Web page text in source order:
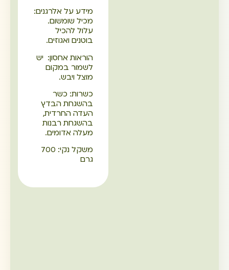
מידע על אלרגנים:
מכיל שומשום.
עלול להכיל
בוטנים ואגוזים.
הוראות אחסון: יש
לשמור במקום
מוצל ויבש.
כשרות: כשר
בהשגחת הבדץ
העדה החרדית,
בהשגחת רבנות
מעלה אדומים.
משקל נקי: 700
גרם